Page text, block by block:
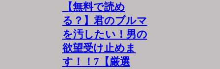
【無料で読め
る？】君のブルマ
を汚したい！男の
欲望受け止めま
す！！7【厳選